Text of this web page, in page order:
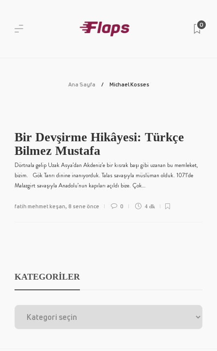
0
Ana Sayfa Michael Kosses
Bir Devşirme Hikâyesi: Türkçe
Bilmez Mustafa
Dörtnala gelip Uzak Asya’dan Akdeniz’e bir kısrak başı gibi uzanan bu memleket,
bizim. Gök Tanrı dinine inanıyorduk. Talas savaşıyla müslüman olduk. 1071’de
Malazgirt savaşıyla Anadolu’nun kapıları açıldı bize. Çok…
fatih mehmet keşan, 8 sene önce 0 4 dk
KATEGORİLER